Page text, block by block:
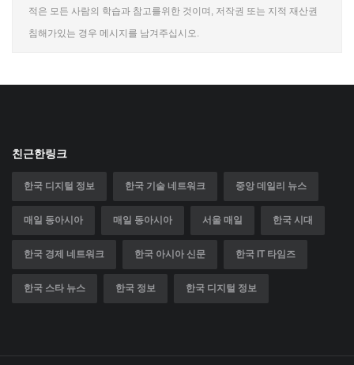
적은 모든 사람의 학습과 참고를위한 것이며, 저작권 또는 지적 재산권
침해가있는 경우 메시지를 남겨주십시오.
친근한링크
한국 디지털 정보 한국 기술 네트워크 중앙 데일리 뉴스
매일 동아시아 매일 동아시아 서울 매일 한국 시대
한국 경제 네트워크 한국 아시아 신문 한국 IT 타임즈
한국 스타 뉴스 한국 정보 한국 디지털 정보